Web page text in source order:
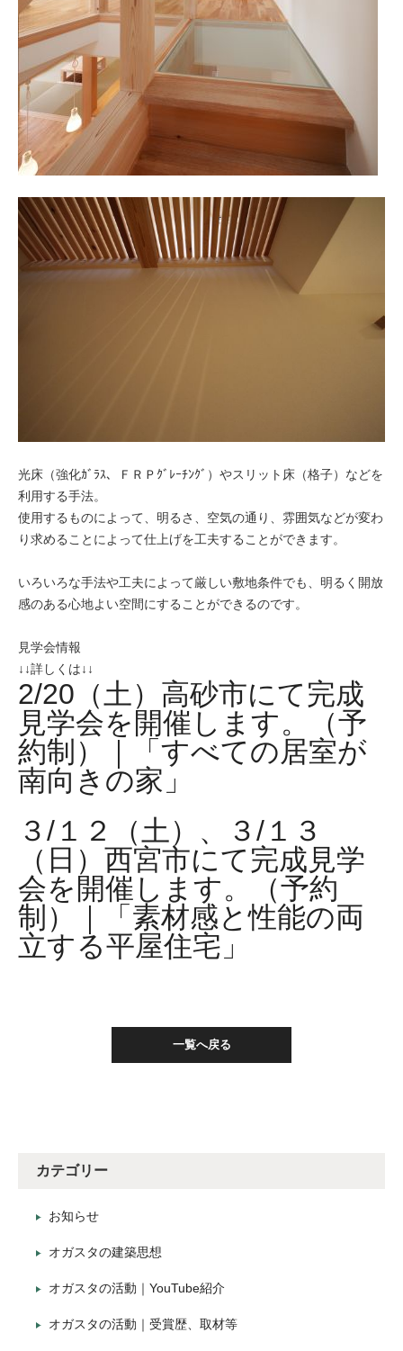
光床（強化ｶﾞﾗｽ、ＦＲＰｸﾞﾚｰﾁﾝｸﾞ）やスリット床（格子）などを
利用する手法。
使用するものによって、明るさ、空気の通り、雰囲気などが変わ
り求めることによって仕上げを工夫することができます。
いろいろな手法や工夫によって厳しい敷地条件でも、明るく開放
感のある心地よい空間にすることができるのです。
見学会情報
↓↓詳しくは↓↓
2/20（土）高砂市にて完成
見学会を開催します。（予
約制）｜「すべての居室が
南向きの家」
３/１２（土）、３/１３
（日）西宮市にて完成見学
会を開催します。（予約
制）｜「素材感と性能の両
立する平屋住宅」
一覧へ戻る
カテゴリー
お知らせ
オガスタの建築思想
オガスタの活動｜YouTube紹介
オガスタの活動｜受賞歴、取材等